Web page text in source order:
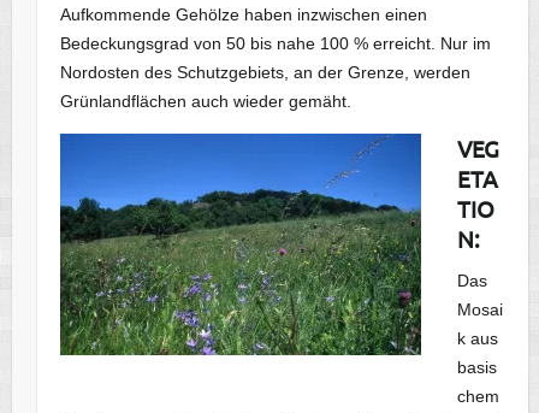
Aufkommende Gehölze haben inzwischen einen
Bedeckungsgrad von 50 bis nahe 100 % erreicht. Nur im
Nordosten des Schutzgebiets, an der Grenze, werden
Grünlandflächen auch wieder gemäht.
VEG
ETA
TIO
N:
Das
Mosai
k aus
basis
chem